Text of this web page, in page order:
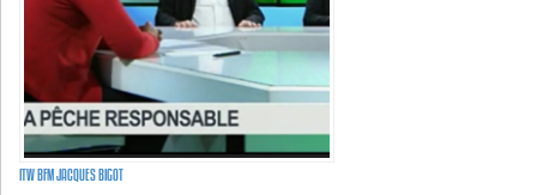
ITW BFM JACQUES BIGOT